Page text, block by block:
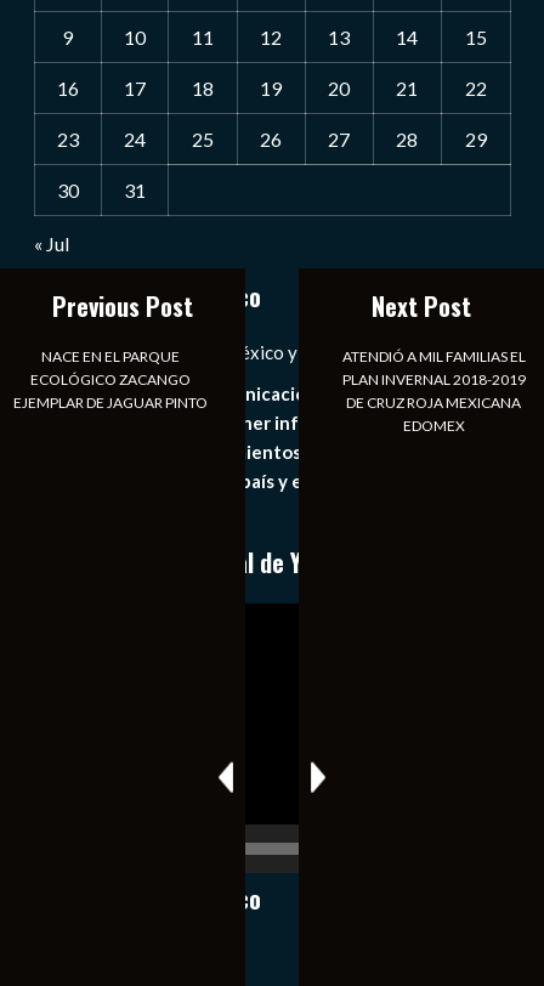
9 10 11 12 13 14 15
16 17 18 19 20 21 22
23 24 25 26 27 28 29
30 31
« Jul
Notiexpress de México
Las Noticias Diarias de México y el Mundo a Tu Alcance
Somos un medio de comunicación digital que tiene como
principal objetivo mantener informado al publico en
general de los acontecimientos mas recientes e
importantes de nuestro país y el mundo de forma eficaz,
Conoce nuestro canal de YouTube
Notiexpress de México
Previous Post
NACE EN EL PARQUE
ECOLÓGICO ZACANGO
EJEMPLAR DE JAGUAR PINTO
Next Post
ATENDIÓ A MIL FAMILIAS EL
PLAN INVERNAL 2018-2019
DE CRUZ ROJA MEXICANA
EDOMEX